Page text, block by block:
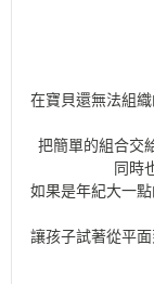
在寶貝還無法組
把簡單的組合交
同時
如果是年紀大一
讓孩子試著從平